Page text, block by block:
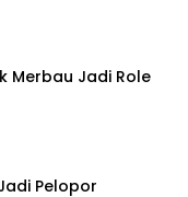
Merbau Jadi Role
Pelopor